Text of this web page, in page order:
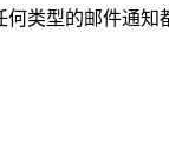
类型的邮件通知